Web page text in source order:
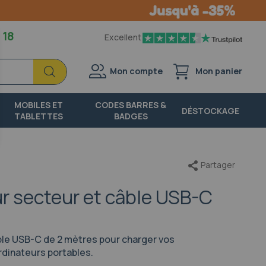
18 Excellent
Chercher
Chercher
Mon compte Mon panier
MOBILES ET
TABLETTES
CODES BARRES &
BADGES
DÉSTOCKAGE
secteur et câble USB-C
USB-C de 2 mètres pour charger vos
portables.
Partager